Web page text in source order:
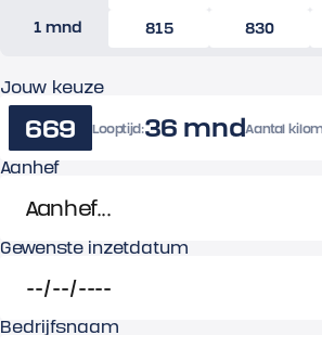
1 mnd 815 830
Jouw keuze
669 Looptijd:36 mndAantal
Aanhef
Gewenste inzetdatum
Bedrijfsnaam